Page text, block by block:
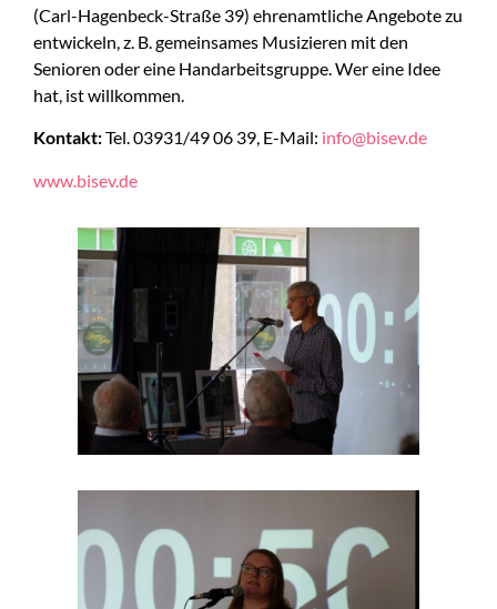
(Carl-Hagenbeck-Straße 39) ehrenamtliche Angebote zu
entwickeln, z. B. gemeinsames Musizieren mit den
Senioren oder eine Handarbeitsgruppe. Wer eine Idee
hat, ist willkommen.
Kontakt:Tel. 03931/49 06 39, E-Mail: info@bisev.de
www.bisev.de